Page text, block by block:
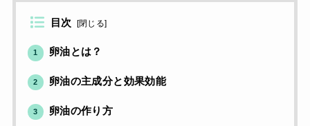
目次 [閉じる]
1 卵油とは？
2 卵油の主成分と効果効能
3 卵油の作り方